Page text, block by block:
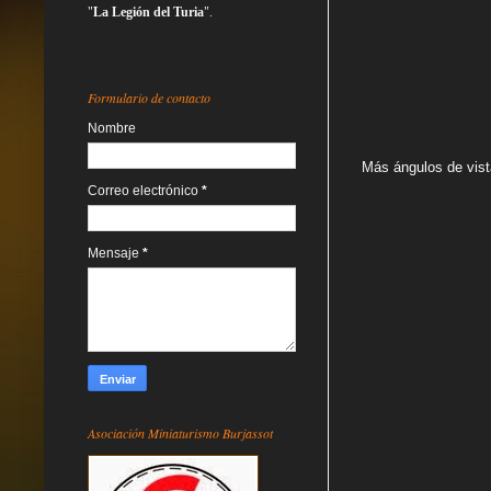
Más ángulos de
"La Legión del Turia".
Formulario de contacto
Nombre
Correo electrónico *
Mensaje *
Asociación Miniaturismo Burjassot